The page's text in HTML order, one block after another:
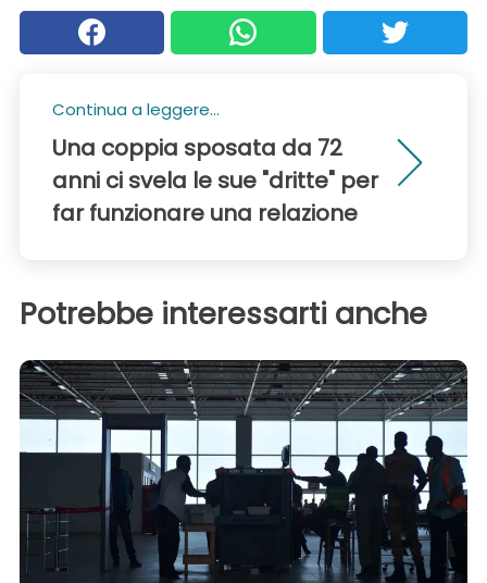
Continua a leggere...
Una coppia sposata da 72
anni ci svela le sue "dritte" per
far funzionare una relazione
Potrebbe interessarti anche